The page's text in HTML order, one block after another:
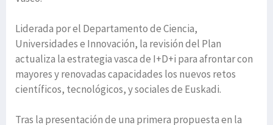
Liderada por el Departamento de Ciencia,
Universidades e Innovación, la revisión del Plan
actualiza la estrategia vasca de I+D+i para afrontar con
mayores y renovadas capacidades los nuevos retos
científicos, tecnológicos, y sociales de Euskadi.
Tras la presentación de una primera propuesta en la